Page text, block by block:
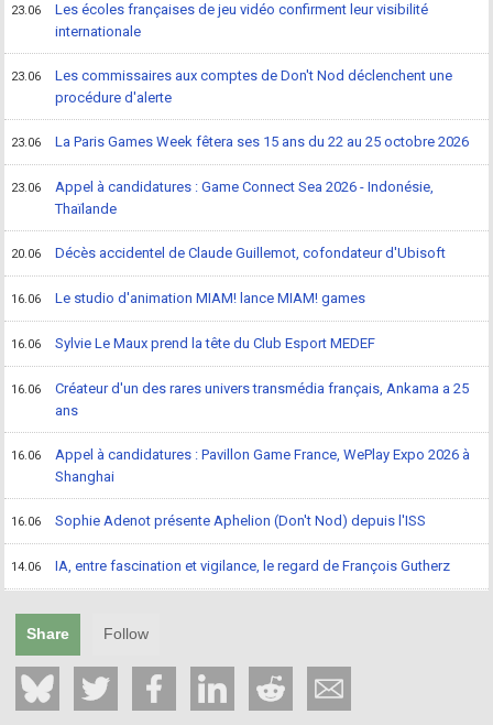
23.06
Les écoles françaises de jeu vidéo confirment leur visibilité
internationale
23.06
Les commissaires aux comptes de Don't Nod déclenchent une
procédure d'alerte
23.06 La Paris Games Week fêtera ses 15 ans du 22 au 25 octobre 2026
23.06
Appel à candidatures : Game Connect Sea 2026 - Indonésie,
Thaïlande
20.06 Décès accidentel de Claude Guillemot, cofondateur d'Ubisoft
16.06 Le studio d'animation MIAM! lance MIAM! games
16.06 Sylvie Le Maux prend la tête du Club Esport MEDEF
16.06
Créateur d'un des rares univers transmédia français, Ankama a 25
ans
16.06
Appel à candidatures : Pavillon Game France, WePlay Expo 2026 à
Shanghai
16.06 Sophie Adenot présente Aphelion (Don't Nod) depuis l'ISS
14.06 IA, entre fascination et vigilance, le regard de François Gutherz
Share Follow